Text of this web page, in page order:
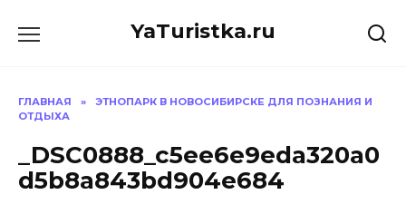
YaTuristka.ru
ГЛАВНАЯ »
ЭТНОПАРК В НОВОСИБИРСКЕ ДЛЯ ПОЗНАНИЯ И
ОТДЫХА
_DSC0888_c5ee6e9eda320a0
d5b8a843bd904e684